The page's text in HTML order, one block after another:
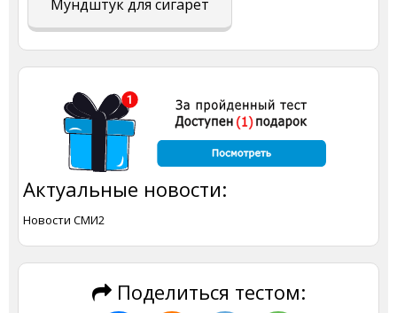
Мундштук для сигарет
Актуальные новости:
Новости СМИ2
Поделиться тестом: